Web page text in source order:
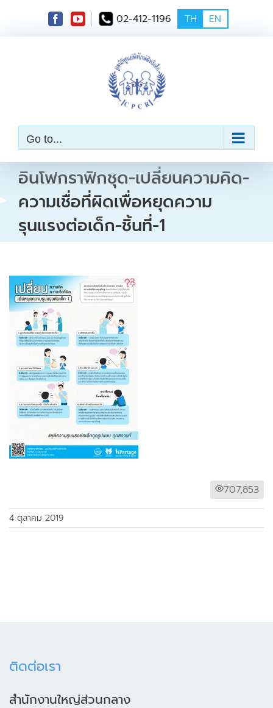
t
02-412-1196 TH EN
Go to...
อินโฟกราฟิกชุด-เปลี่ยนความคิด-
ความเชื่อที่ผิดเพื่อหยุดความ
รุนแรงต่อเด็ก-ชิ้นที่-1
707,853
4 ตุลาคม 2019
ติดต่อเรา
สำนักงานใหญ่ส่วนกลาง